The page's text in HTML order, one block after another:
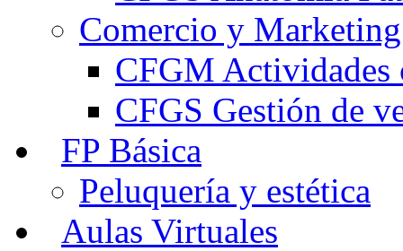
Comercio y Marketing
CFGM Actividades
CFGS Gestión de
FP Básica
Peluquería y estética
Aulas Virtuales